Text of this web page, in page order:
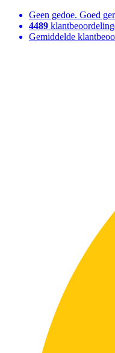
Geen gedoe. Goed
4489
Gemiddelde